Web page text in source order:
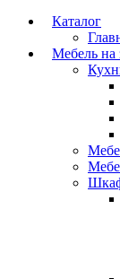
Каталог
Мебель на